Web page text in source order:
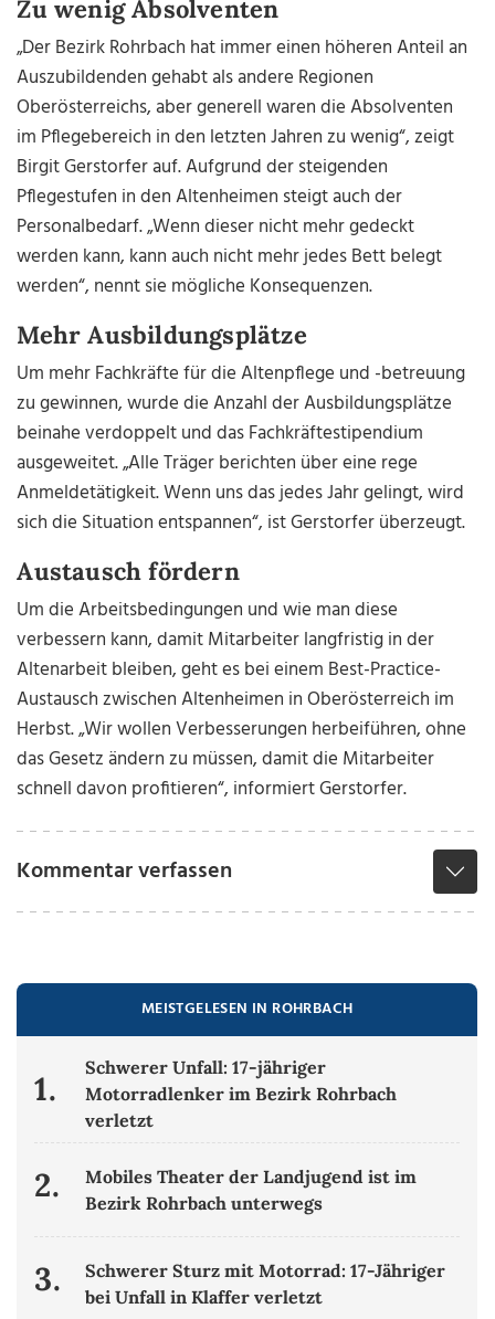
Zu wenig Absolventen
„Der Bezirk Rohrbach hat immer einen höheren Anteil an
Auszubildenden gehabt als andere Regionen
Oberösterreichs, aber generell waren die Absolventen
im Pflegebereich in den letzten Jahren zu wenig“, zeigt
Birgit Gerstorfer auf. Aufgrund der steigenden
Pflegestufen in den Altenheimen steigt auch der
Personalbedarf. „Wenn dieser nicht mehr gedeckt
werden kann, kann auch nicht mehr jedes Bett belegt
werden“, nennt sie mögliche Konsequenzen.
Mehr Ausbildungsplätze
Um mehr Fachkräfte für die Altenpflege und -betreuung
zu gewinnen, wurde die Anzahl der Ausbildungsplätze
beinahe verdoppelt und das Fachkräftestipendium
ausgeweitet. „Alle Träger berichten über eine rege
Anmeldetätigkeit. Wenn uns das jedes Jahr gelingt, wird
sich die Situation entspannen“, ist Gerstorfer überzeugt.
Austausch fördern
Um die Arbeitsbedingungen und wie man diese
verbessern kann, damit Mitarbeiter langfristig in der
Altenarbeit bleiben, geht es bei einem Best-Practice-
Austausch zwischen Altenheimen in Oberösterreich im
Herbst. „Wir wollen Verbesserungen herbeiführen, ohne
das Gesetz ändern zu müssen, damit die Mitarbeiter
schnell davon profitieren“, informiert Gerstorfer.
Kommentar verfassen
MEISTGELESEN IN ROHRBACH
1.
Schwerer Unfall: 17-jähriger
Motorradlenker im Bezirk Rohrbach
verletzt
2.
Mobiles Theater der Landjugend ist im
Bezirk Rohrbach unterwegs
3.
Schwerer Sturz mit Motorrad: 17-Jähriger
bei Unfall in Klaffer verletzt